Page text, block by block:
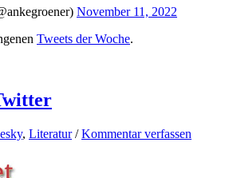
November 11, 2022
Tweets der Woche.
, Literatur/Kommentar verfassen